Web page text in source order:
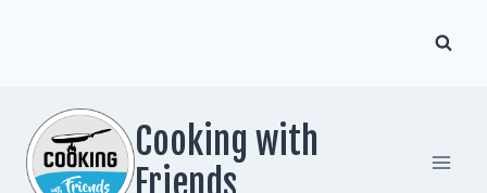
Cooking with
Friends